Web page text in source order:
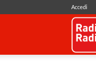
Accedi